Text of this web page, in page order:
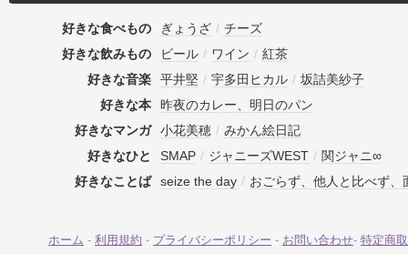
好きな食べもの ぎょうざ / チーズ
好きな飲みもの
ビール / ワイン / 紅茶
好きな音楽
平井堅 / 宇多田ヒカル / 坂詰美紗子
好きな本
昨夜のカレー、明日のパン
好きなマンガ
小花美穂 / みかん絵日記
好きなひと
SMAP / ジャニーズWEST / 関ジャニ∞
好きなことば
seize the day / おごらず、他人と比べず
ホーム - 利用規約 - プライバシーポリシー - お問い合わせ- 特定商